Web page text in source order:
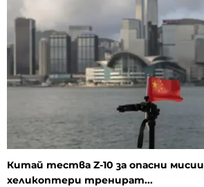
Китай тества Z-10 за опасни
хеликоптери тренират...